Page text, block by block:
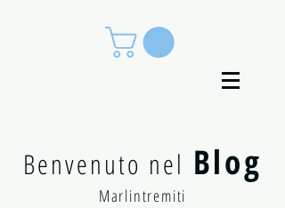
Benvenuto nel Blog
Marlintremiti